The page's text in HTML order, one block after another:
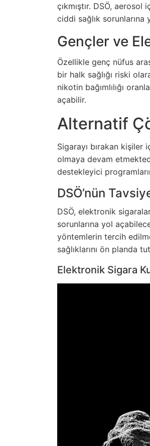
çıkmıştır. DSÖ,
ciddi sağlık sorunlarına
Gençler ve
Özellikle genç nüfus
bir halk sağlığı riski
nikotin bağımlılığı
açabilir.
Alternatif
Sigarayı bırakan
olmaya devam
destekleyici
DSÖ’nün
DSÖ, elektronik
sorunlarına yol
yöntemlerin tercih
sağlıklarını ön planda
Elektronik Sigara